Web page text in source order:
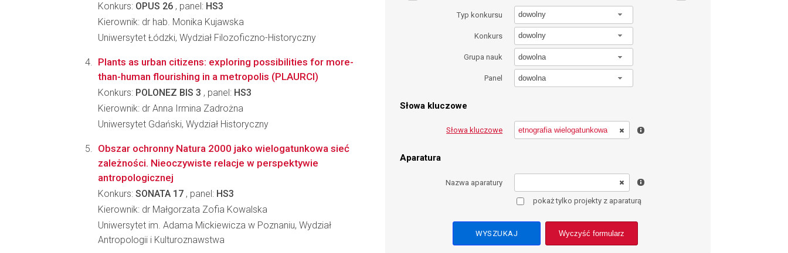
Typ konkursu dowolny
Konkurs dowolny
Grupa nauk dowolna
Panel dowolna
Słowa kluczowe
Słowa kluczowe
Aparatura
Nazwa aparatury
pokaż tylko projekty z aparaturą
Wyczyść formularz
Konkurs: OPUS 26 , panel: HS3
Kierownik: dr hab. Monika Kujawska
Uniwersytet Łódzki, Wydział Filozoficzno-Historyczny
Plants as urban citizens: exploring possibilities for more-
than-human flourishing in a metropolis (PLAURCI)
Konkurs: POLONEZ BIS 3 , panel: HS3
Kierownik: dr Anna Irmina Zadrożna
Uniwersytet Gdański, Wydział Historyczny
Obszar ochronny Natura 2000 jako wielogatunkowa sieć
zależności. Nieoczywiste relacje w perspektywie
antropologicznej
Konkurs: SONATA 17 , panel: HS3
Kierownik: dr Małgorzata Zofia Kowalska
Uniwersytet im. Adama Mickiewicza w Poznaniu, Wydział
Antropologii i Kulturoznawstwa